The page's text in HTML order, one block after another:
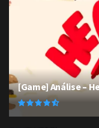
[Game] Análise –